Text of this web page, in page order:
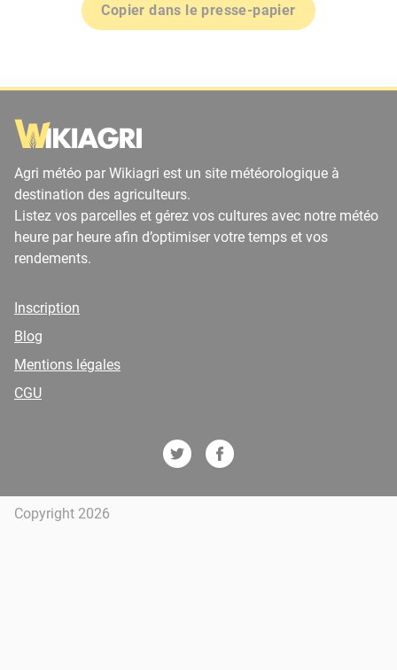
Copier dans le presse-papier
Agri météo par Wikiagri est un site météorologique à
destination des agriculteurs.
Listez vos parcelles et gérez vos cultures avec notre météo
heure par heure afin d’optimiser votre temps et vos
rendements.
Inscription
Blog
Mentions légales
CGU
Copyright 2026